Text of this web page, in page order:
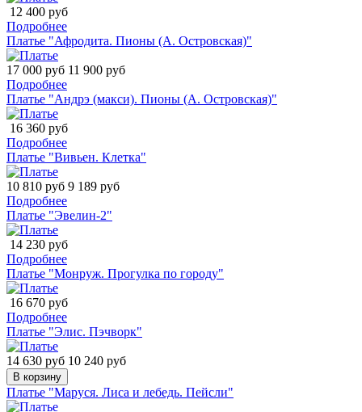
12 400 руб
Подробнее
Платье "Афродита. Пионы (А. Островская)"
17 000 руб 11 900 руб
Подробнее
Платье "Андрэ (макси). Пионы (А. Островская)"
16 360 руб
Подробнее
Платье "Вивьен. Клетка"
10 810 руб 9 189 руб
Подробнее
Платье "Эвелин-2"
14 230 руб
Подробнее
Платье "Монруж. Прогулка по городу"
16 670 руб
Подробнее
Платье "Элис. Пэчворк"
14 630 руб 10 240 руб
В корзину
Платье "Маруся. Лиса и лебедь. Пейсли"